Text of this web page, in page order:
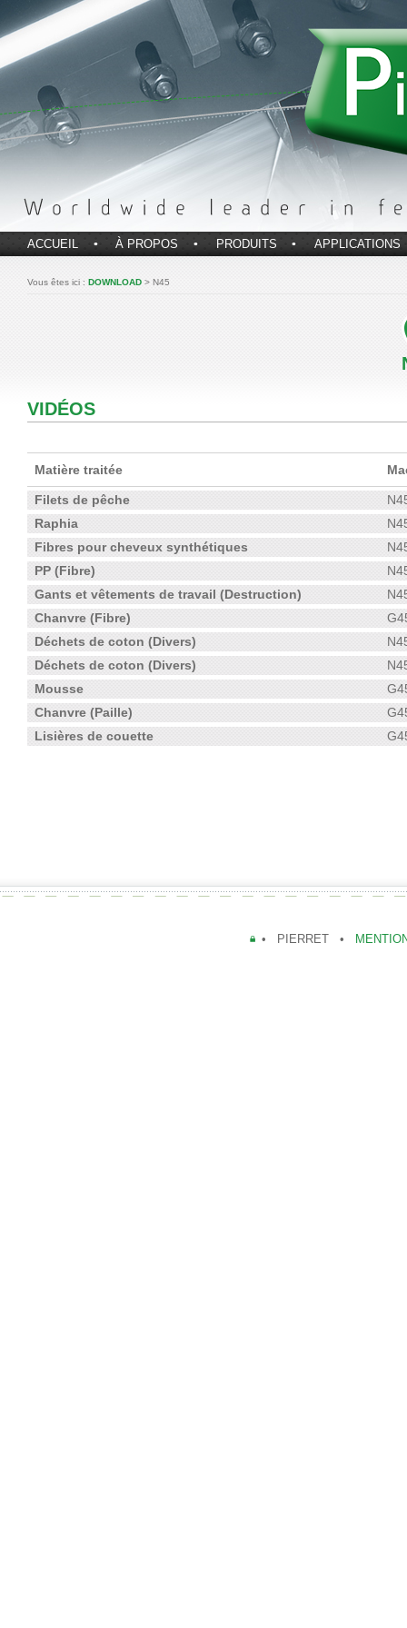
ACCUEIL À PROPOS PRODUITS APPLICATIONS
Vous êtes ici : DOWNLOAD > N45
VIDÉOS
Matière traitée
Filets de pêche
Raphia
Fibres pour cheveux synthétiques
PP (Fibre)
Gants et vêtements de travail (Destruction)
Chanvre (Fibre)
Déchets de coton (Divers)
Déchets de coton (Divers)
Mousse
Chanvre (Paille)
Lisières de couette
• PIERRET •